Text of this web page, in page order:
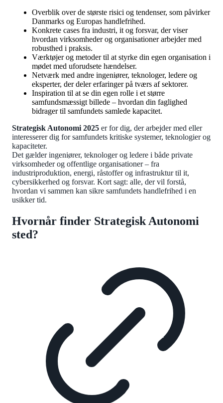
Overblik over de største risici og tendenser, som påvirker
Danmarks og Europas handlefrihed.
Konkrete cases fra industri, it og forsvar, der viser
hvordan virksomheder og organisationer arbejder med
robusthed i praksis.
Værktøjer og metoder til at styrke din egen organisation i
mødet med uforudsete hændelser.
Netværk med andre ingeniører, teknologer, ledere og
eksperter, der deler erfaringer på tværs af sektorer.
Inspiration til at se din egen rolle i et større
samfundsmæssigt billede – hvordan din faglighed
bidrager til samfundets samlede kapacitet.
Strategisk Autonomi 2025 er for dig, der arbejder med eller
interesserer dig for samfundets kritiske systemer, teknologier og
kapaciteter.
Det gælder ingeniører, teknologer og ledere i både private
virksomheder og offentlige organisationer – fra
industriproduktion, energi, råstoffer og infrastruktur til it,
cybersikkerhed og forsvar. Kort sagt: alle, der vil forstå,
hvordan vi sammen kan sikre samfundets handlefrihed i en
usikker tid.
Hvornår finder Strategisk Autonomi
sted?